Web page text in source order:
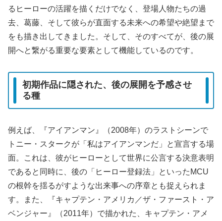
るヒーローの活躍を描くだけでなく、登場人物たちの過
去、葛藤、そして彼らが直面する未来への希望や絶望まで
をも描き出してきました。そして、そのすべてが、後の展
開へと繋がる重要な要素として機能しているのです。
初期作品に隠された、後の展開を予感させ
る種
例えば、『アイアンマン』（2008年）のラストシーンで
トニー・スタークが「私はアイアンマンだ」と宣言する場
面。これは、彼がヒーローとして世界に公言する決意表明
であると同時に、後の「ヒーロー登録法」といったMCU
の根幹を揺るがすような出来事への序章とも捉えられま
す。また、『キャプテン・アメリカ／ザ・ファースト・ア
ベンジャー』（2011年）で描かれた、キャプテン・アメ